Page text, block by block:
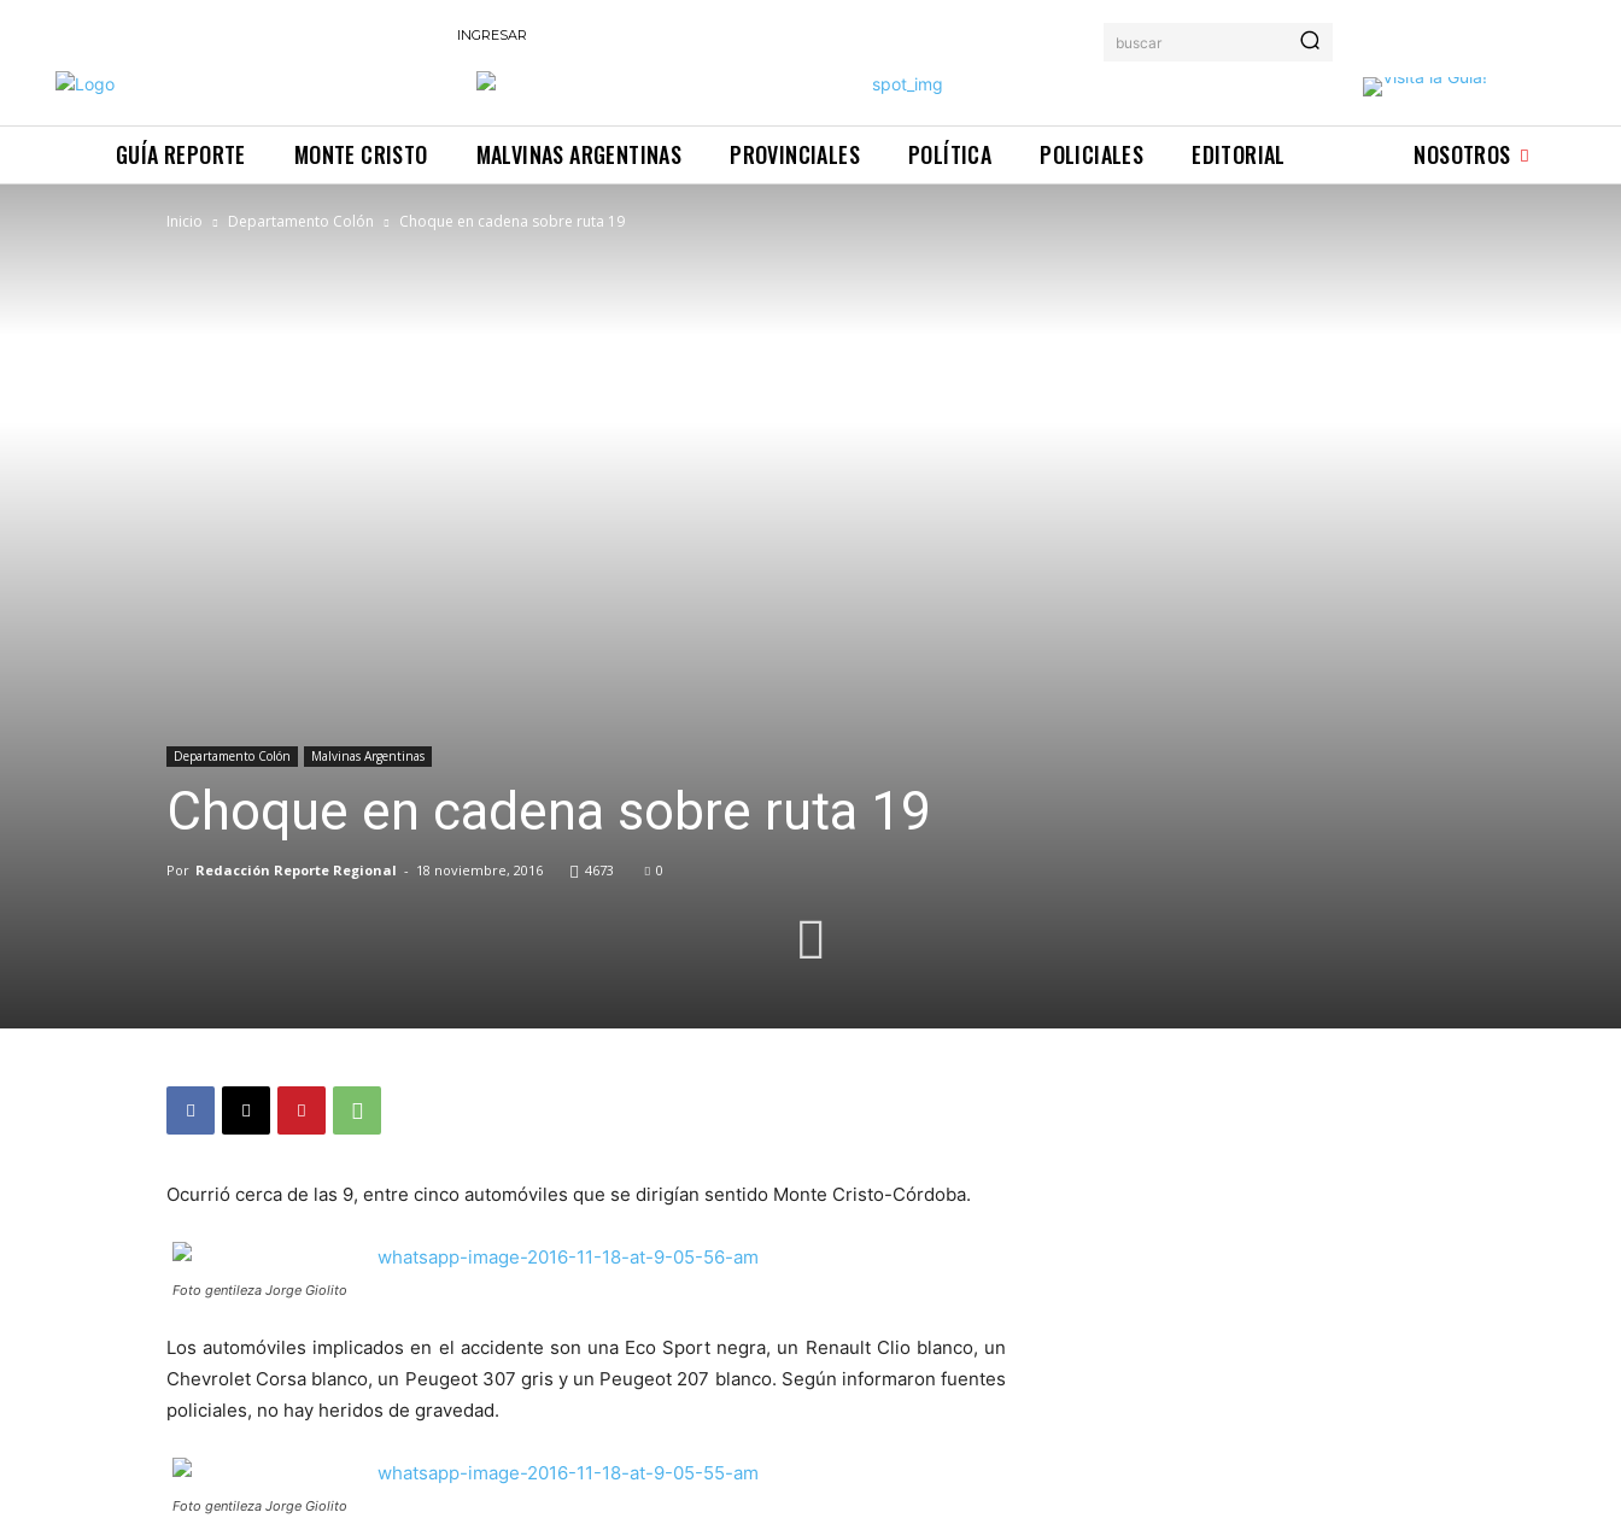
INGRESAR buscar
GUÍA REPORTE MONTE CRISTO MALVINAS ARGENTINAS PROVINCIALES POLÍTICA POLICIALES EDITORIAL NOSOTROS
Inicio Departamento Colón Choque en cadena sobre ruta 19
Departamento Colón Malvinas Argentinas
Choque en cadena sobre ruta 19
Por Redacción Reporte Regional - 18 noviembre, 2016 4673 0
Ocurrió cerca de las 9, entre cinco automóviles que se dirigían sentido Monte Cristo-Córdoba.
Foto gentileza Jorge Giolito
Los automóviles implicados en el accidente son una Eco Sport negra, un Renault Clio blanco, un
Chevrolet Corsa blanco, un Peugeot 307 gris y un Peugeot 207 blanco. Según informaron fuentes
policiales, no hay heridos de gravedad.
Foto gentileza Jorge Giolito